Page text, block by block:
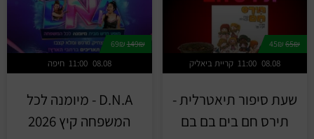
65₪
קריית ביאליק 11:00 08.08
שעת סיפור תיאטרלית -
תירס חם בים בם בם
149₪
69₪
חיפה 11:00 08.08
D.N.A - מיומנה לכל
המשפחה קיץ 2026